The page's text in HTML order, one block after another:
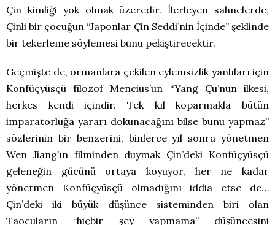
Çin kimliği yok olmak üzeredir. İlerleyen sahnelerde,
Çinli bir çocuğun “Japonlar Çin Seddi’nin İçinde” şeklinde
bir tekerleme söylemesi bunu pekiştirecektir.
Geçmişte de, ormanlara çekilen eylemsizlik yanlıları için
Konfüçyüsçü filozof Mencius’un “Yang Çu’nun ilkesi,
herkes kendi içindir. Tek kıl koparmakla bütün
imparatorluğa yararı dokunacağını bilse bunu yapmaz”
sözlerinin bir benzerini, binlerce yıl sonra yönetmen
Wen Jiang’ın filminden duymak Çin’deki Konfüçyüsçü
geleneğin gücünü ortaya koyuyor, her ne kadar
yönetmen Konfüçyüsçü olmadığını iddia etse de…
Çin’deki iki büyük düşünce sisteminden biri olan
Taocuların “hiçbir şey yapmama” düşüncesini